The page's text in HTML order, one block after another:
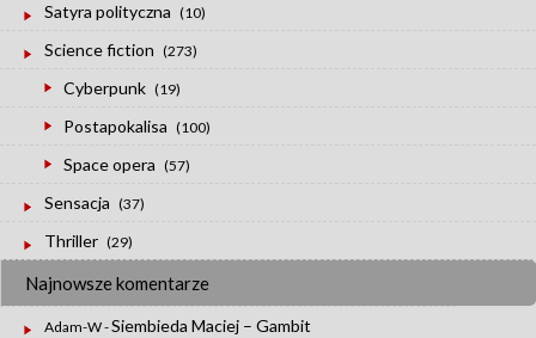
Satyra polityczna (10)
Science fiction (273)
Cyberpunk (19)
Postapokalisa (100)
Space opera (57)
Sensacja (37)
Thriller (29)
Najnowsze komentarze
Adam-W-Siembieda Maciej – Gambit